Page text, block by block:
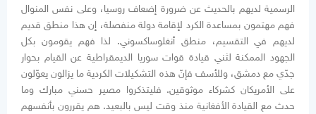
الرسمية لديهم بالحديث عن ضرورة إضعاف روسيا، وعلى نفس المنوال
فهم مهتمون بمساعدة الكرد لإقامة دولة منفصلة، إن هذا منطق قديم
لديهم في التقسيم، منطق أنغلوساكسوني. لذا فهم يقومون بكل
الجهود الممكنة لثني قيادة قوات سوريا الديمقراطية عن القيام بحوار
جدّي مع دمشق، وللأسف فإنّ هذه التشكيلات الكردية ما يزالون يعوّلون
على الأمريكان كشركاء موثوقين. فليتذكروا مصير حسني مبارك وما
حدث مع القيادة الأفغانية منذ وقت ليس بالبعيد. هم يقررون بأنفسهم